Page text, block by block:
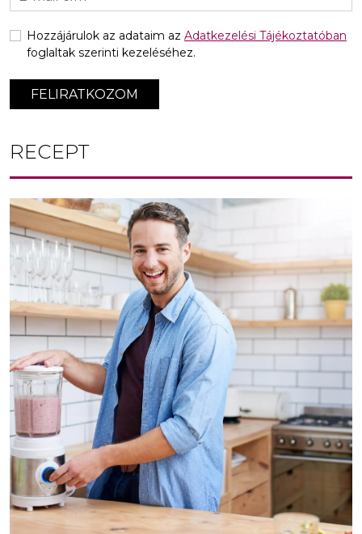
FELIRATKOZOM
Hozzájárulok az adataim az Adatkezelési Tájékoztatóban
foglaltak szerinti kezeléséhez.
RECEPT